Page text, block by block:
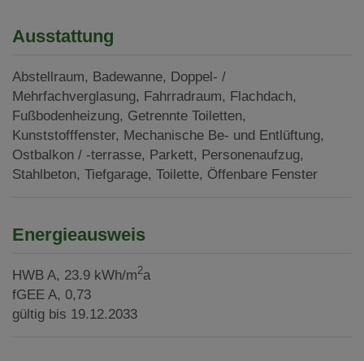
Ausstattung
Abstellraum Badewanne Doppel- /
Mehrfachverglasung Fahrradraum
Flachdach
Fußbodenheizung Getrennte Toiletten
Kunststofffenster Mechanische Be- und Entlüftung
Ostbalkon / -terrasse Parkett Personenaufzug
Stahlbeton Tiefgarage Toilette Öffenbare Fenster
Energieausweis
HWB A, 23.9 kWh/m2a
fGEE A, 0,73
gültig bis 19.12.2033